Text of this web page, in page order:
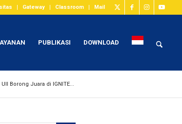
Gateway Classroom Mail
PUBLIKASI DOWNLOAD
Borong Juara di IGNITE...